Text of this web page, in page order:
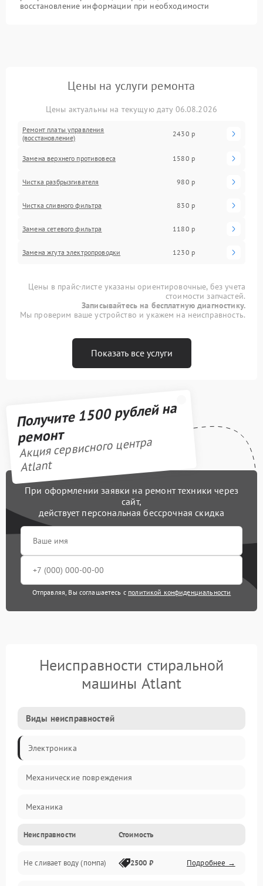
восстановление информации при необходимости
Цены на услуги ремонта
Цены актуальны на текущую дату 06.08.2026
Ремонт платы управления
(восстановление)
2430 р
Замена верхнего противовеса 1580 р
Чистка разбрызгивателя 980 р
Чистка сливного фильтра 830 р
Замена сетевого фильтра 1180 р
Замена жгута электропроводки 1230 р
Цены в прайс-листе указаны ориентировочные, без учета
стоимости запчастей.
Записывайтесь на бесплатную диагностику.
Мы проверим ваше устройство и укажем на неисправность.
Показать все услуги
Получите 1500 рублей на
ремонт
Акция сервисного центра
Atlant
При оформлении заявки на ремонт техники через
сайт,
действует персональная бессрочная скидка
Отправляя, Вы соглашаетесь с политикой конфиденциальности
Неисправности стиральной
машины Atlant
Виды неисправностей
Электроника
Механические повреждения
Механика
Электропитание
Водоснабжение
Неисправности Стоимость
Не сливает воду (помпа) 2500 ₽ Подробнее →